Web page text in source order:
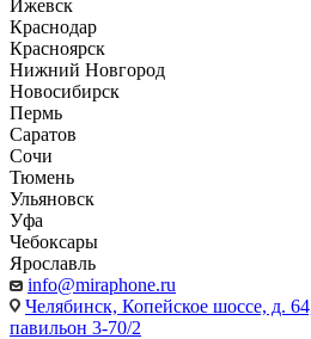
Ижевск
Краснодар
Красноярск
Нижний Новгород
Новосибирск
Пермь
Саратов
Сочи
Тюмень
Ульяновск
Уфа
Чебоксары
Ярославль
info@miraphone.ru
Челябинск, Копейское шоссе, д.
павильон 3-70/2